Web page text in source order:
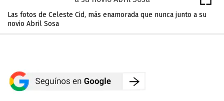
Las fotos de Celeste Cid, más enamorada que nunca junto a su
novio Abril Sosa